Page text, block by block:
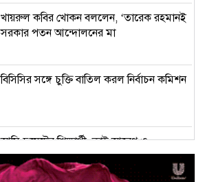
খায়রুল কবির খোকন বললেন, ‘তারেক রহমানই
সরকার পতন আন্দোলনের মা
বিসিসির সঙ্গে চুক্তি বাতিল করল নির্বাচন কমিশন
আমি চুয়েটের শিক্ষার্থী, তাই আবেগ ও
দায়বদ্ধতাও বেশি : চুয়েটের